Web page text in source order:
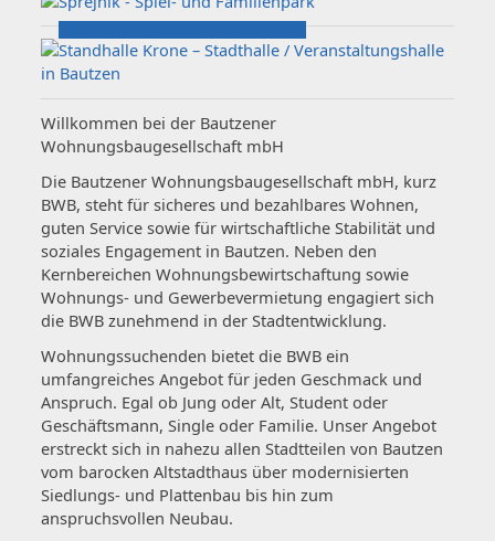
Willkommen bei der Bautzener
Wohnungsbaugesellschaft mbH
Die Bautzener Wohnungsbaugesellschaft mbH, kurz
BWB, steht für sicheres und bezahlbares Wohnen,
guten Service sowie für wirtschaftliche Stabilität und
soziales Engagement in Bautzen. Neben den
Kernbereichen Wohnungsbewirtschaftung sowie
Wohnungs- und Gewerbevermietung engagiert sich
die BWB zunehmend in der Stadtentwicklung.
Wohnungssuchenden bietet die BWB ein
umfangreiches Angebot für jeden Geschmack und
Anspruch. Egal ob Jung oder Alt, Student oder
Geschäftsmann, Single oder Familie. Unser Angebot
erstreckt sich in nahezu allen Stadtteilen von Bautzen
vom barocken Altstadthaus über modernisierten
Siedlungs- und Plattenbau bis hin zum
anspruchsvollen Neubau.